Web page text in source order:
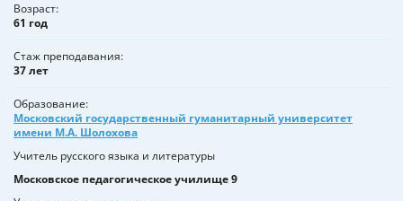
Возраст
61 год
Стаж преподавания
37 лет
Образование
Московский государственный гуманитарный университет
имени М.А. Шолохова
Учитель русского языка и литературы
Московское педагогическое училище 9